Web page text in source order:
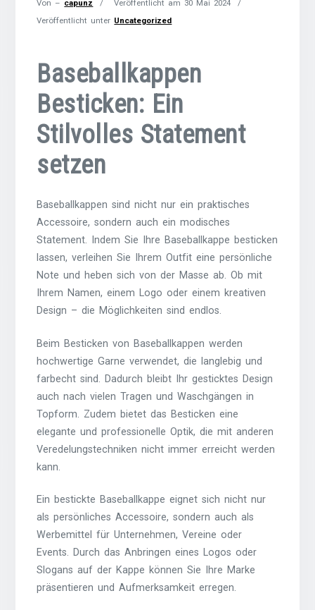
Von – capunz Veröffentlicht am 30 Mai 2024
Veröffentlicht unter Uncategorized
Baseballkappen
Besticken: Ein
Stilvolles Statement
setzen
Baseballkappen sind nicht nur ein praktisches
Accessoire, sondern auch ein modisches
Statement. Indem Sie Ihre Baseballkappe besticken
lassen, verleihen Sie Ihrem Outfit eine persönliche
Note und heben sich von der Masse ab. Ob mit
Ihrem Namen, einem Logo oder einem kreativen
Design – die Möglichkeiten sind endlos.
Beim Besticken von Baseballkappen werden
hochwertige Garne verwendet, die langlebig und
farbecht sind. Dadurch bleibt Ihr gesticktes Design
auch nach vielen Tragen und Waschgängen in
Topform. Zudem bietet das Besticken eine
elegante und professionelle Optik, die mit anderen
Veredelungstechniken nicht immer erreicht werden
kann.
Ein bestickte Baseballkappe eignet sich nicht nur
als persönliches Accessoire, sondern auch als
Werbemittel für Unternehmen, Vereine oder
Events. Durch das Anbringen eines Logos oder
Slogans auf der Kappe können Sie Ihre Marke
präsentieren und Aufmerksamkeit erregen.